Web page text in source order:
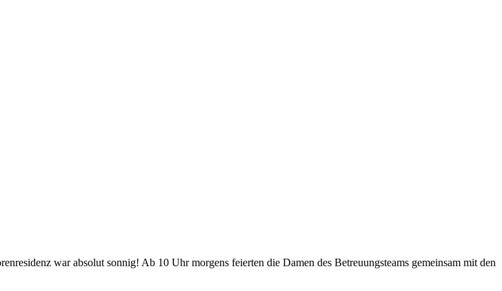
war absolut sonnig! Ab 10 Uhr morgens feierten die Damen des Betreuungsteams gemeinsam mit den